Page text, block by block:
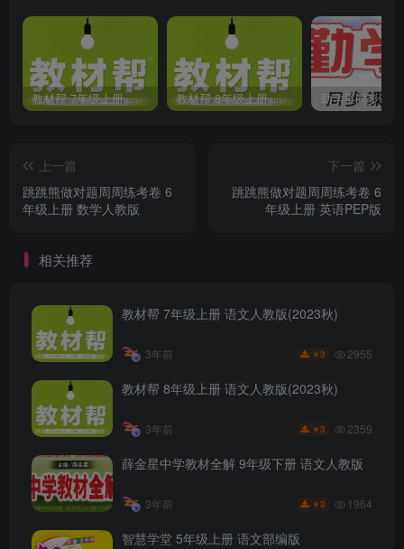
教材帮 7年级上册 语文人教版(2023秋) 教材帮 8年级上册 语文人教版(2023秋)
上一篇
跳跳熊做对题周周练考卷 6
年级上册 数学人教版
下一篇
跳跳熊做对题周周练考卷 6
年级上册 英语PEP版
相关推荐
教材帮 7年级上册 语文人教版(2023秋)
3年前 ￥3 2955
教材帮 8年级上册 语文人教版(2023秋)
3年前 ￥3 2359
薛金星中学教材全解 9年级下册 语文人教版
3年前 ￥3 1964
智慧学堂 5年级上册 语文部编版